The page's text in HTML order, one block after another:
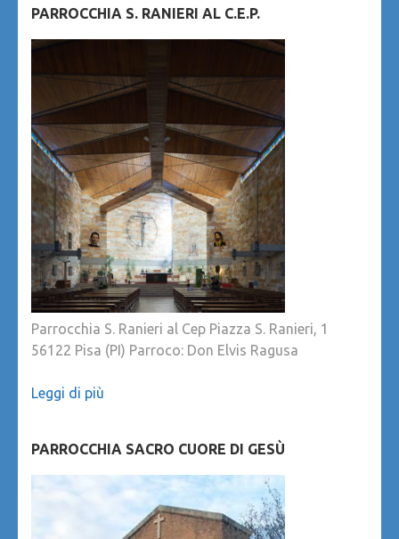
PARROCCHIA S. RANIERI AL C.E.P.
Parrocchia S. Ranieri al Cep Piazza S. Ranieri, 1
56122 Pisa (PI) Parroco: Don Elvis Ragusa
Leggi di più
PARROCCHIA SACRO CUORE DI GESÙ